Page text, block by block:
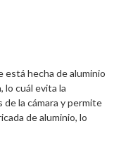
está hecha de aluminio
lo cuál evita la
de la cámara y permite
de aluminio, lo